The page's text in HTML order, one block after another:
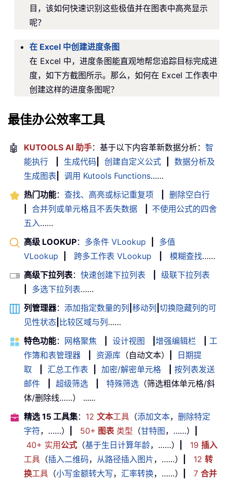
目，该如何快速识别这些极值并在图表中高亮显示
呢？
在 Excel 中创建进度条图
在 Excel 中，进度条图能直观地帮您追踪目标完成进
度，如下方截图所示。那么，如何在 Excel 工作表中
创建这样的进度条图呢？
最佳办公效率工具
🤖 KUTOOLS AI 助手：基于以下内容革新数据分析： 智
能执行
生成代码 创建自定义公式
数据分析及
生成图表
调用 Kutools Functions……
热门功能： 查找、高亮或标记重复项
删除空白行
合并列或单元格且不丢失数据
不使用公式的四舍
五入……
高级 LOOKUP： 多条件 VLookup
多值
VLookup
跨多工作表 VLookup 模糊查找……
高级下拉列表： 快速创建下拉列表
级联下拉列表
多选下拉列表……
列管理器： 添加指定数量的列 移动列 切换隐藏列的可
见性状态 比较区域与列 ……
特色功能： 网格聚焦 设计视图 增强编辑栏
工
作簿和表管理器
资源库 （自动文本）
日期提
取
汇总工作表 加密/解密单元格
按列表发送
邮件
超级筛选 特殊筛选 （筛选粗体单元格/斜
体/删除线……） ......
精选 15 工具集： 12 文本工具 （添加文本， 删除特定
字符，……） 50+ 图表类型 （甘特图 ，……）
40+ 实用公式 （基于生日计算年龄，……） 19 插入
工具 （插入二维码， 从路径插入图片，……） 12 转
换工具 （小写金额转大写， 汇率转换，……） 7 合并